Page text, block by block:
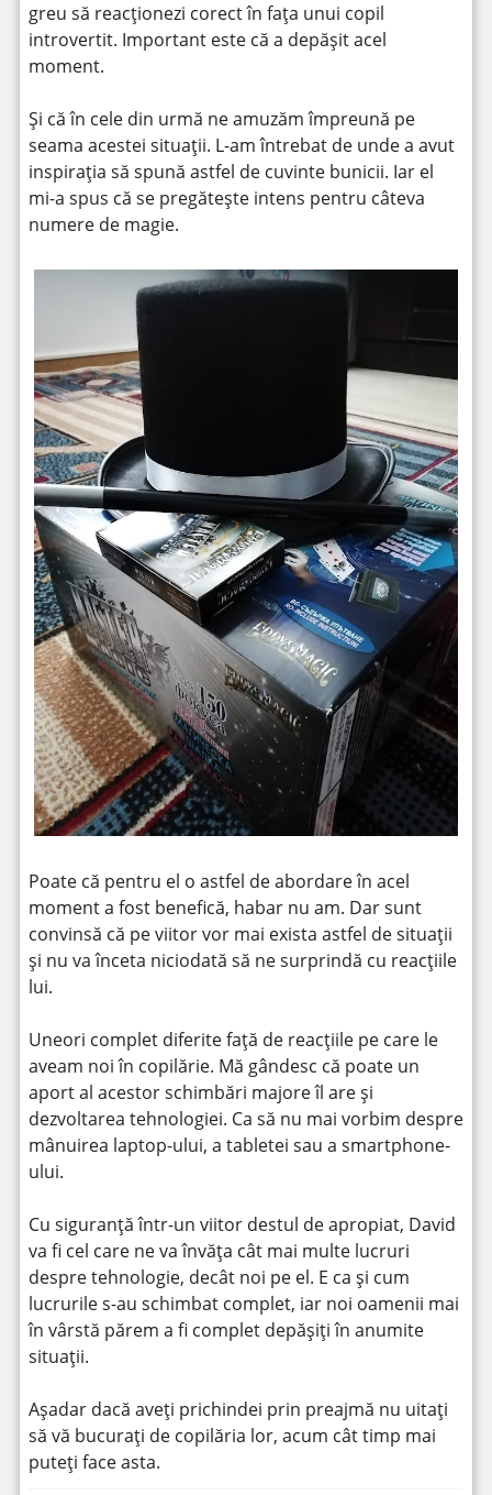
greu să reacționezi corect în fața unui copil
introvertit. Important este că a depășit acel
moment.
Și că în cele din urmă ne amuzăm împreună pe
seama acestei situații. L-am întrebat de unde a avut
inspirația să spună astfel de cuvinte bunicii. Iar el
mi-a spus că se pregătește intens pentru câteva
numere de magie.
Poate că pentru el o astfel de abordare în acel
moment a fost benefică, habar nu am. Dar sunt
convinsă că pe viitor vor mai exista astfel de situații
și nu va înceta niciodată să ne surprindă cu reacțiile
lui.
Uneori complet diferite față de reacțiile pe care le
aveam noi în copilărie. Mă gândesc că poate un
aport al acestor schimbări majore îl are și
dezvoltarea tehnologiei. Ca să nu mai vorbim despre
mânuirea laptop-ului, a tabletei sau a smartphone-
ului.
Cu siguranță într-un viitor destul de apropiat, David
va fi cel care ne va învăța cât mai multe lucruri
despre tehnologie, decât noi pe el. E ca și cum
lucrurile s-au schimbat complet, iar noi oamenii mai
în vârstă părem a fi complet depășiți în anumite
situații.
Așadar dacă aveți prichindei prin preajmă nu uitați
să vă bucurați de copilăria lor, acum cât timp mai
puteți face asta.